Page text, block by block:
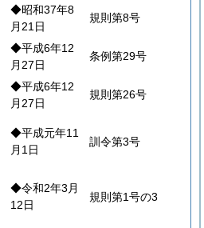
◆昭和37年8
月21日
規則第8号
◆平成6年12
月27日
条例第29号
◆平成6年12
月27日
規則第26号
◆平成元年11
月1日
訓令第3号
◆令和2年3月
12日
規則第1号の3